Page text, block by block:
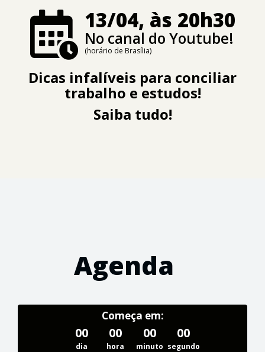
13/04, às 20h30
No canal do Youtube!
(horário de Brasília)
Dicas infalíveis para conciliar
trabalho e estudos!
Saiba tudo!
Agenda
Começa em:
00
dia
00
hora
00
minuto
00
segundo